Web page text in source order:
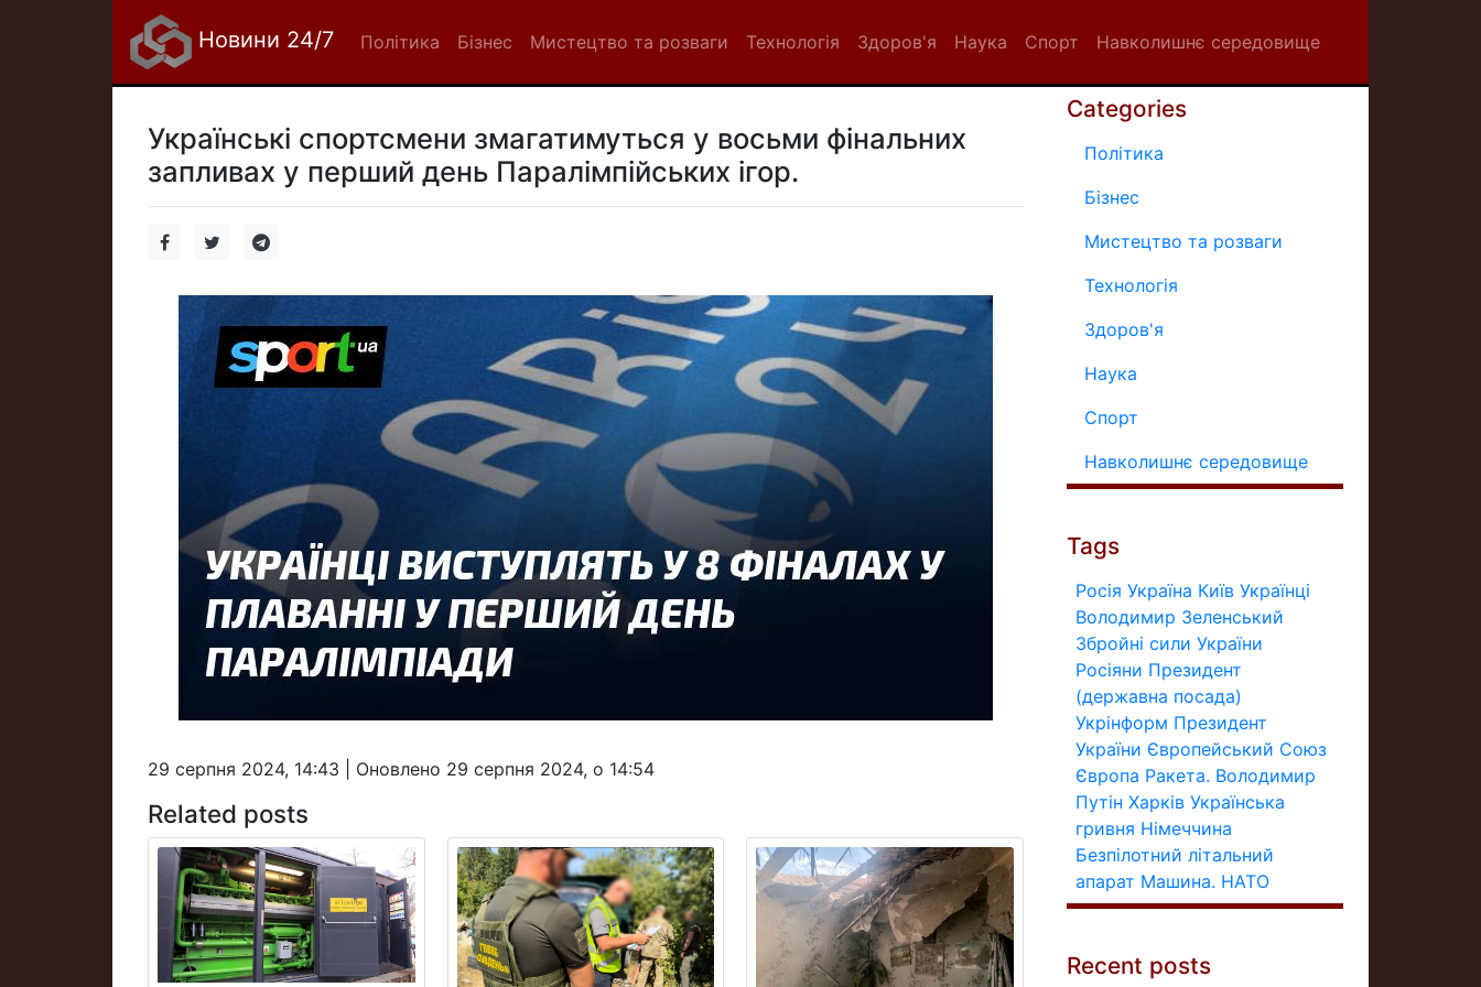
Новини 24/7 Політика Бізнес Мистецтво та розваги Технологія Здоров'я Наука Спорт Навколишнє середовище
Українські спортсмени змагатимуться у восьми фінальних
запливах у перший день Паралімпійських ігор.
29 серпня 2024, 14:43 | Оновлено 29 серпня 2024, о 14:54
Related posts
Categories
Політика
Бізнес
Мистецтво та розваги
Технологія
Здоров'я
Наука
Спорт
Навколишнє середовище
Tags
Росія Україна Київ Українці
Володимир Зеленський
Збройні сили України
Росіяни Президент
(державна посада)
Укрінформ Президент
України Європейський Союз
Європа Ракета. Володимир
Путін Харків Українська
гривня Німеччина
Безпілотний літальний
апарат Машина. НАТО
Recent posts